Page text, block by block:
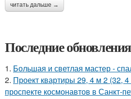
читать дальше →
Последние
1. Большая и светлая мастер -
2. Проект квартиры 29, 4 м 2 (32,
проспекте космонавтов в Санкт-